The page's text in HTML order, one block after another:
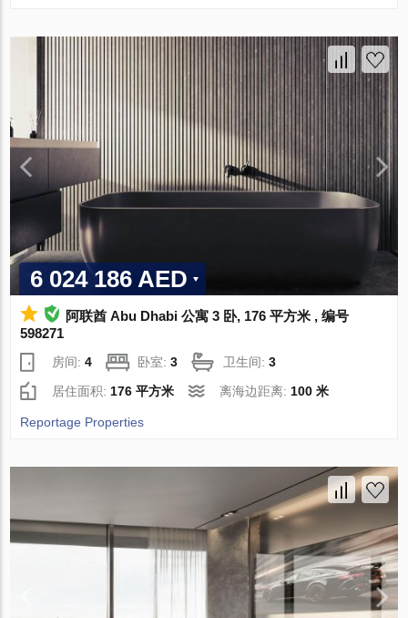
6 024 186 AED
阿联酋 Abu Dhabi 公寓 3 卧, 176 平方米 , 编号
598271
房间:4 卧室:3 卫生间:3
居住面积: 176 平方米 离海边距离: 100 米
Reportage Properties